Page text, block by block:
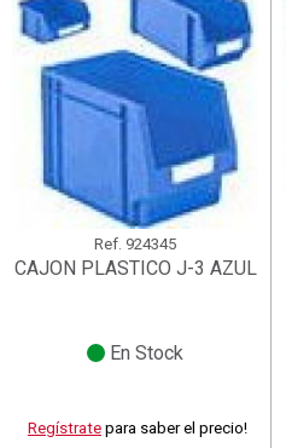
Ref. 924345
CAJON PLASTICO J-3 AZUL
En Stock
Regístrate para saber el precio!